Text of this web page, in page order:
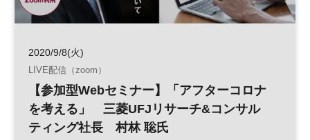
2020/9/8(火)
LIVE配信（zoom）
【参加型Webセミナー】「アフターコロナ
を考える」 三菱UFJリサーチ&コンサル
ティング社長 村林 聡氏